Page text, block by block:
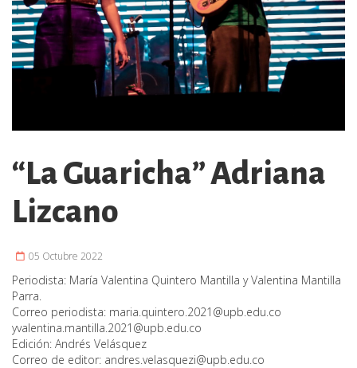
“La Guaricha” Adriana
Lizcano
05 Octubre 2022
Periodista: María Valentina Quintero Mantilla y Valentina Mantilla
Parra.
Correo periodista: maria.quintero.2021@upb.edu.co
yvalentina.mantilla.2021@upb.edu.co
Edición: Andrés Velásquez
Correo de editor: andres.velasquezi@upb.edu.co